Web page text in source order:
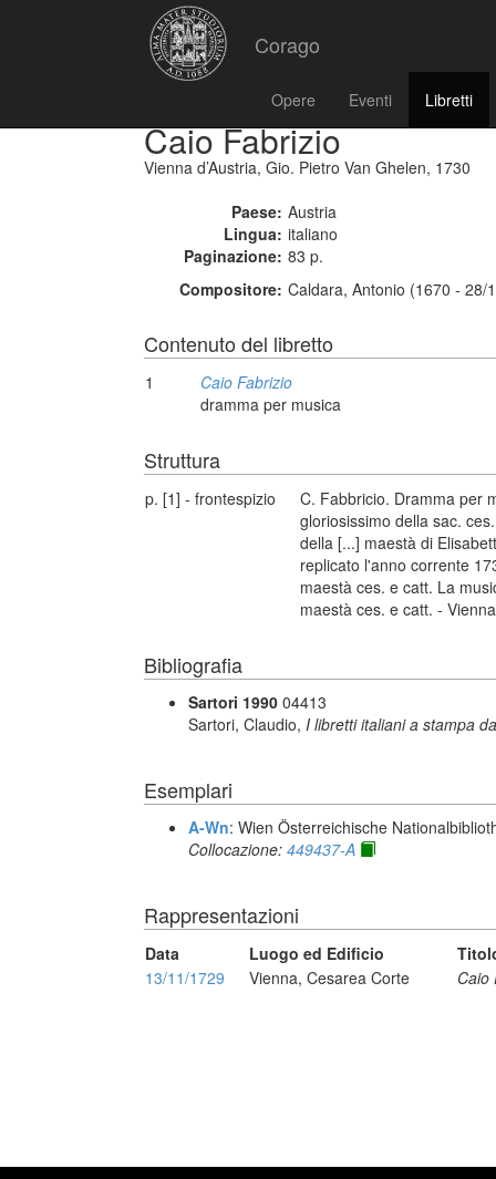
Corago
Opere Eventi Libretti
Caio Fabrizio
Vienna d’Austria, Gio. Pietro Van Ghelen, 1730
Paese: Austria
Lingua: italiano
Paginazione: 83 p.
Compositore: Caldara, Antonio (1670 - 28/
Contenuto del libretto
1
Caio Fabrizio
dramma per musica
Struttura
p. [1] - frontespizio
C. Fabbricio. Dramma per
gloriosissimo della sac.
della [...] maestà di
replicato l'anno corrente
maestà ces. e catt. La
maestà ces. e catt. -
Bibliografia
Sartori 1990 04413
Sartori, Claudio, I libretti italiani a stampa
Esemplari
A-Wn: Wien Österreichische
Collocazione: 449437-A
Rappresentazioni
Data Luogo ed Edificio
13/11/1729
Vienna, Cesarea Corte Caio